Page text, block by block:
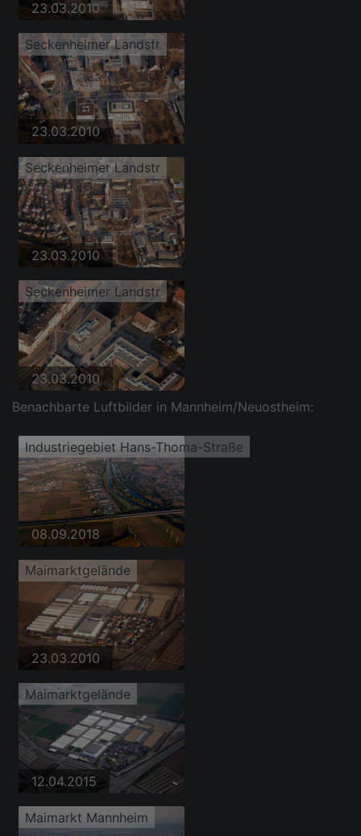
23.03.2010
Seckenheimer Landstr
23.03.2010
Seckenheimer Landstr
23.03.2010
Seckenheimer Landstr
23.03.2010
Benachbarte Luftbilder in Mannheim/Neuostheim:
Industriegebiet Hans-Thoma-Straße
08.09.2018
Maimarktgelände
23.03.2010
Maimarktgelände
12.04.2015
Maimarkt Mannheim